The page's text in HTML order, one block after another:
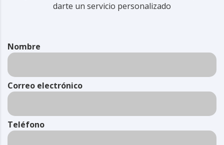
darte un servicio personalizado
Nombre
Correo electrónico
Teléfono